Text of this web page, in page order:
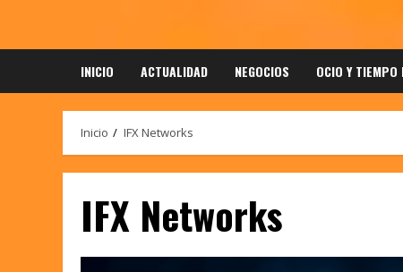
INICIO ACTUALIDAD NEGOCIOS OCIO Y TIEMPO
Inicio IFX Networks
IFX Networks